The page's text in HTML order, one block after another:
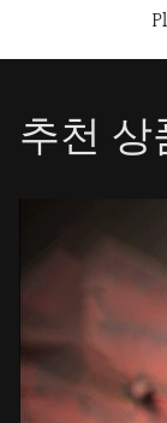
추천 상